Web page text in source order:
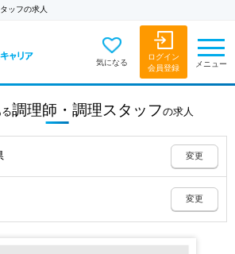
ッフの求人
気になる
ログイン
会員登録
メニュー
調理師・調理スタッフの求人
変更
変更